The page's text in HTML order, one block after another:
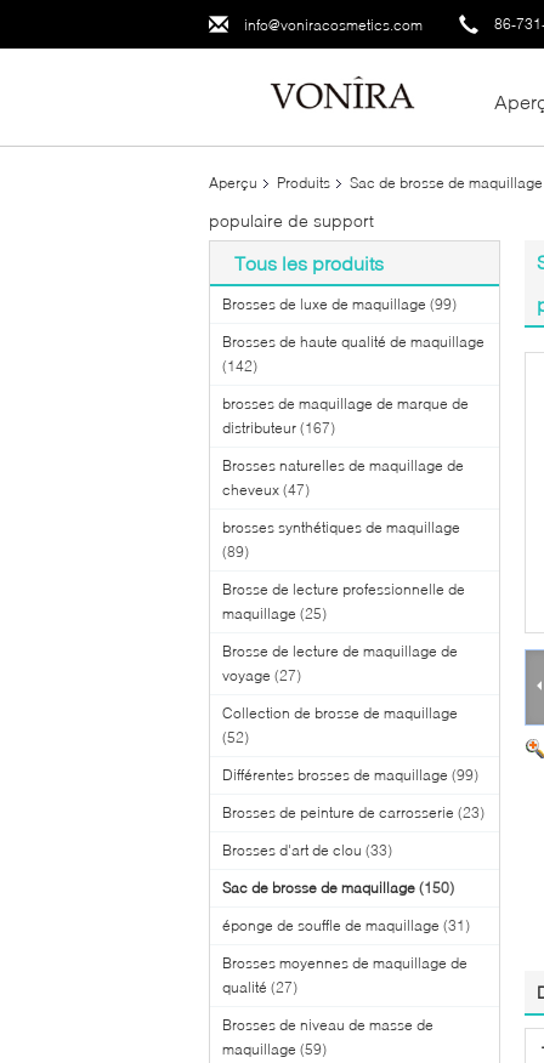
info@voniracosmetics.com 86-
Aperçu Produits Sac de brosse de maquillage
populaire de support
Tous les produits
Brosses de luxe de maquillage (99)
Brosses de haute qualité de maquillage
(142)
brosses de maquillage de marque de
distributeur (167)
Brosses naturelles de maquillage de
cheveux (47)
brosses synthétiques de maquillage
(89)
Brosse de lecture professionnelle de
maquillage (25)
Brosse de lecture de maquillage de
voyage (27)
Collection de brosse de maquillage
(52)
Différentes brosses de maquillage (99)
Brosses de peinture de carrosserie (23)
Brosses d'art de clou (33)
Sac de brosse de maquillage (150)
éponge de souffle de maquillage (31)
Brosses moyennes de maquillage de
qualité (27)
Brosses de niveau de masse de
maquillage (59)